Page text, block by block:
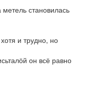
становилась
и трудно, но
он всё равно